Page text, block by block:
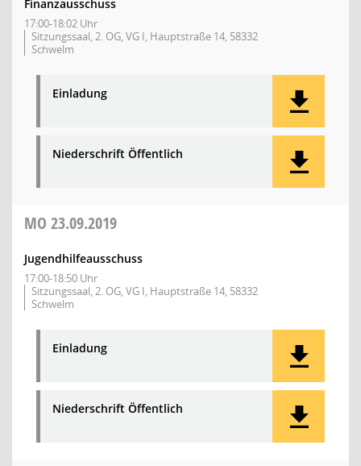
Finanzausschuss
17:00-18:02 Uhr
Sitzungssaal, 2. OG, VG I, Hauptstraße 14, 58332
Schwelm
Einladung
Niederschrift Öffentlich
MO 23.09.2019
Jugendhilfeausschuss
17:00-18:50 Uhr
Sitzungssaal, 2. OG, VG I, Hauptstraße 14, 58332
Schwelm
Einladung
Niederschrift Öffentlich